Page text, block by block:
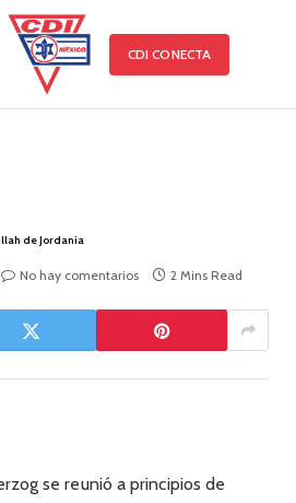
CDI CONECTA
de Jordania
No hay comentarios 2 Mins Read
se reunió a principios de